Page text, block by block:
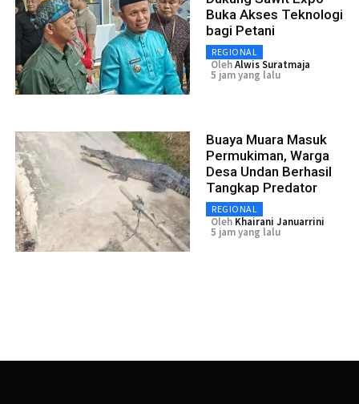
Buka Akses Teknologi
bagi Petani
REGIONAL
OlehAlwis Suratmaja
5 jam yang lalu
Buaya Muara Masuk
Permukiman, Warga
Desa Undan Berhasil
Tangkap Predator
REGIONAL
Oleh Khairani Januarrini
5 jam yang lalu